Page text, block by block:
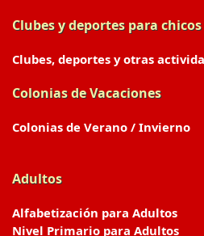
Clubes y deportes para chicos
Clubes, deportes y otras
Colonias de Vacaciones
Colonias de Verano / Invierno
Adultos
Alfabetización para Adultos
Nivel Primario para Adultos